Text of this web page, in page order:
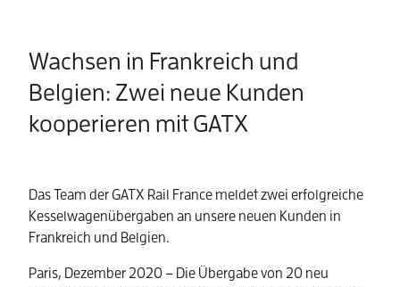
Wachsen in Frankreich und
Belgien: Zwei neue Kunden
kooperieren mit GATX
Das Team der GATX Rail France meldet zwei erfolgreiche
Kesselwagenübergaben an unsere neuen Kunden in
Frankreich und Belgien.
Paris, Dezember 2020 – Die Übergabe von 20 neu